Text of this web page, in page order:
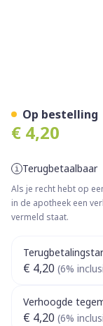
€ 4,20
Terugbetaalbaar
Als je recht hebt op
in de apotheek een
vermeld staat.
€ 4,20 (6%
Verhoogde
€ 4,20 (6%
Op bestelling